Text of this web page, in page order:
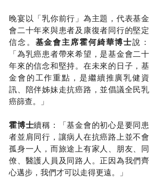
晚宴以「乳你前行」為主題，代表基金
會二十年來與患者及康復者同行的堅定
信念。 基金會主席霍何綺華博士說：
「為乳癌患者帶來希望，是基金會二十
年來的信念和堅持。在未來的日子，基
金會的工作重點，是繼續推廣乳健資
訊、陪伴姊妹走抗癌路，並倡議全民乳
癌篩查。」
霍博士續稱：「基金會的初心是要同患
者並肩同行，讓病人在抗癌路上並不會
孤身一人，而旅途上有家人、朋友、同
僚、醫護人員及同路人。正因為我們齊
心邁步，我們才可以走得更遠。」